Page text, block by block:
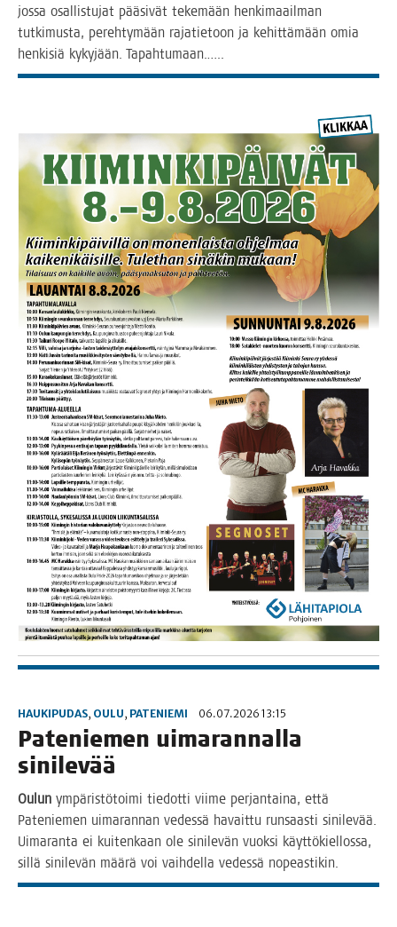
jos­sa osal­lis­tu­jat pää­si­vät teke­mään hen­ki­maa­il­man
tut­ki­mus­ta, pereh­ty­mään raja­tie­toon ja kehit­tä­mään omia
hen­ki­siä kyky­jään. Tapahtumaan.…..
HAUKIPUDAS, OULU, PATENIEMI 06.07.2026 13:15
Pate­nie­men uima­ran­nal­la
sinilevää
Oulun ympä­ris­tö­toi­mi tie­dot­ti vii­me per­jan­tai­na, että
Pate­nie­men uima­ran­nan vedes­sä havait­tu run­saas­ti sini­le­vää.
Uima­ran­ta ei kui­ten­kaan ole sini­le­vän vuok­si käyt­tö­kiel­los­sa,
sil­lä sini­le­vän mää­rä voi vaih­del­la vedes­sä nopeastikin.